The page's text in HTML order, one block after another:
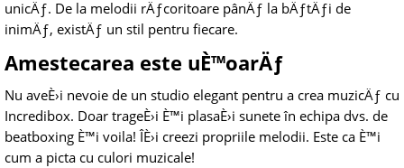
unicÄƒ. De la melodii rÄƒcoritoare pânÄƒ la bÄƒtÄƒi de
inimÄƒ, existÄƒ un stil pentru fiecare.
Amestecarea este uÈ™oarÄƒ
Nu aveÈ›i nevoie de un studio elegant pentru a crea muzicÄƒ cu
Incredibox. Doar trageÈ›i È™i plasaÈ›i sunete în echipa dvs. de
beatboxing È™i voila! ÎÈ›i creezi propriile melodii. Este ca È™i
cum a picta cu culori muzicale!